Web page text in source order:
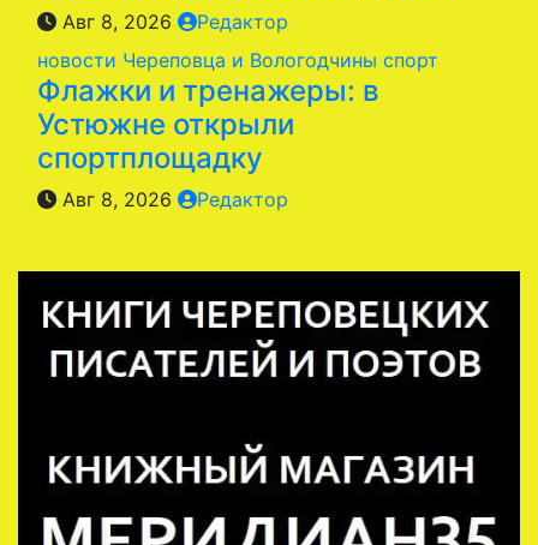
Авг 8, 2026
Редактор
новости Череповца и Вологодчины спорт
Флажки и тренажеры: в
Устюжне открыли
спортплощадку
Авг 8, 2026 Редактор